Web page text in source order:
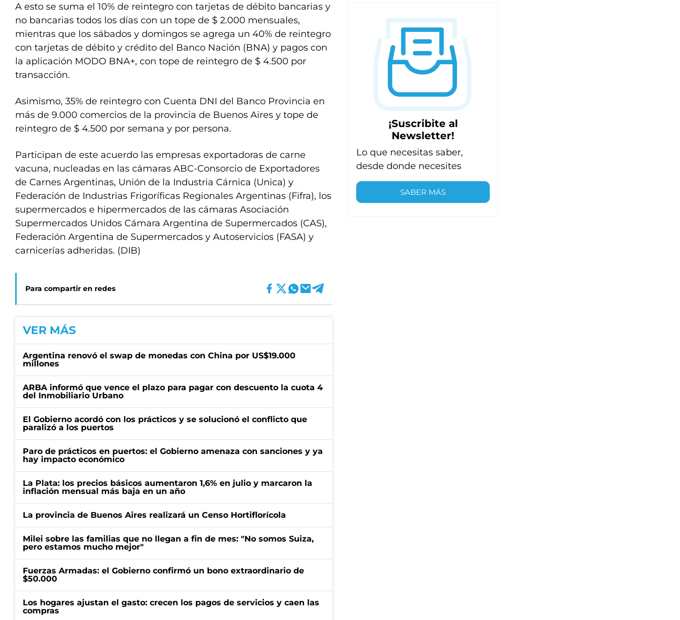
A esto se suma el 10% de reintegro con tarjetas de débito bancarias y
no bancarias todos los días con un tope de $ 2.000 mensuales,
mientras que los sábados y domingos se agrega un 40% de reintegro
con tarjetas de débito y crédito del Banco Nación (BNA) y pagos con
la aplicación MODO BNA+, con tope de reintegro de $ 4.500 por
transacción.
Asimismo, 35% de reintegro con Cuenta DNI del Banco Provincia en
más de 9.000 comercios de la provincia de Buenos Aires y tope de
reintegro de $ 4.500 por semana y por persona.
Participan de este acuerdo las empresas exportadoras de carne
vacuna, nucleadas en las cámaras ABC-Consorcio de Exportadores
de Carnes Argentinas, Unión de la Industria Cárnica (Unica) y
Federación de Industrias Frigoríficas Regionales Argentinas (Fifra), los
supermercados e hipermercados de las cámaras Asociación
Supermercados Unidos Cámara Argentina de Supermercados (CAS),
Federación Argentina de Supermercados y Autoservicios (FASA) y
carnicerías adheridas. (DIB)
Para compartir en redes
VER MÁS
Argentina renovó el swap de monedas con China por US$19.000
millones
ARBA informó que vence el plazo para pagar con descuento la cuota 4
del Inmobiliario Urbano
El Gobierno acordó con los prácticos y se solucionó el conflicto que
paralizó a los puertos
Paro de prácticos en puertos: el Gobierno amenaza con sanciones y ya
hay impacto económico
La Plata: los precios básicos aumentaron 1,6% en julio y marcaron la
inflación mensual más baja en un año
La provincia de Buenos Aires realizará un Censo Hortiflorícola
Milei sobre las familias que no llegan a fin de mes: "No somos Suiza,
pero estamos mucho mejor"
Fuerzas Armadas: el Gobierno confirmó un bono extraordinario de
$50.000
Los hogares ajustan el gasto: crecen los pagos de servicios y caen las
compras
¡Suscribite al
Newsletter!
Lo que necesitas saber,
desde donde necesites
SABER MÁS